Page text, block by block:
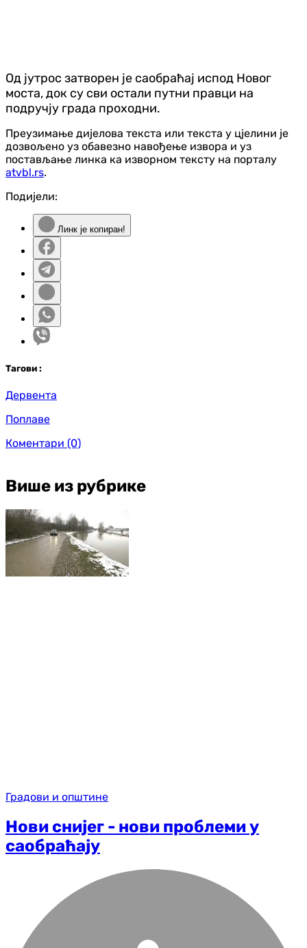
Од јутрос затворен је саобраћај испод Новог
моста, док су сви остали путни правци на
подручју града проходни.
Преузимање дијелова текста или текста у цјелини је
дозвољено уз обавезно навођење извора и уз
постављање линка ка изворном тексту на порталу
atvbl.rs.
Подијели:
Линк је копиран!
Тагови :
Дервента
Поплаве
Коментари (0)
Више из рубрике
Градови и општине
Нови снијег - нови проблеми у
саобраћају